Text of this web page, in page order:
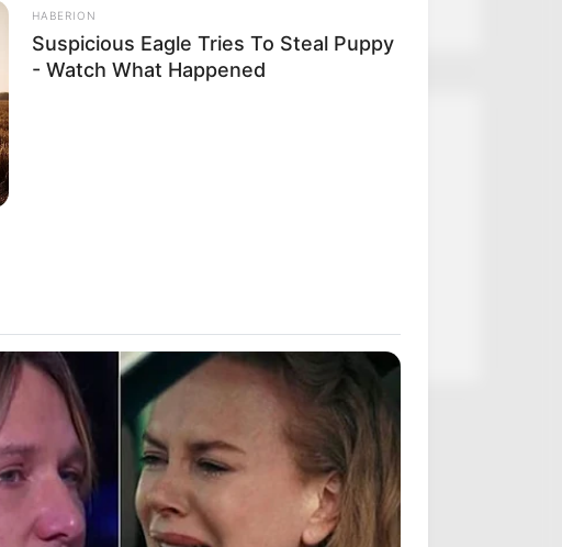
HABERION
Suspicious Eagle Tries To Steal Puppy
- Watch What Happened